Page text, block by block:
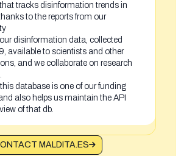
tracks disinformation trends in
to the reports from our
disinformation data, collected
available to scientists and other
and we collaborate on research
database is one of our funding
also helps us maintain the API
of that db.
MALDITA.ES